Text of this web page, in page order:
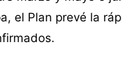
el Plan prevé la